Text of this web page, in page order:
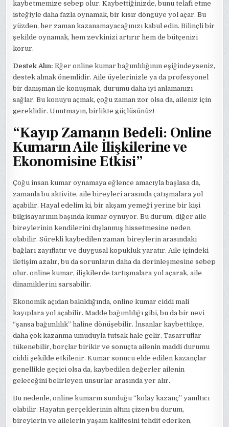
kaybetmemize sebep olur. Kaybettiğinizde, bunu telafi etme
isteğiyle daha fazla oynamak, bir kısır döngüye yol açar. Bu
yüzden, her zaman kazanamayacağınızı kabul edin. Bilinçli bir
şekilde oynamak, hem zevkinizi artırır hem de bütçenizi
korur.
Destek Alın: Eğer online kumar bağımlılığının eşiğindeyseniz,
destek almak önemlidir. Aile üyelerinizle ya da profesyonel
bir danışman ile konuşmak, durumu daha iyi anlamanızı
sağlar. Bu konuyu açmak, çoğu zaman zor olsa da, aileniz için
gereklidir. Unutmayın, birlikte güçlüsünüz!
“Kayıp Zamanın Bedeli: Online
Kumarın Aile İlişkilerine ve
Ekonomisine Etkisi”
Çoğu insan kumar oynamaya eğlence amacıyla başlasa da,
zamanla bu aktivite, aile bireyleri arasında çatışmalara yol
açabilir. Hayal edelim ki, bir akşam yemeği yerine bir kişi
bilgisayarının başında kumar oynuyor. Bu durum, diğer aile
bireylerinin kendilerini dışlanmış hissetmesine neden
olabilir. Sürekli kaybedilen zaman, bireylerin arasındaki
bağları zayıflatır ve duygusal kopukluk yaratır. Aile içindeki
iletişim azalır, bu da sorunların daha da derinleşmesine sebep
olur. online kumar, ilişkilerde tartışmalara yol açarak, aile
dinamiklerini sarsabilir.
Ekonomik açıdan bakıldığında, online kumar ciddi mali
kayıplara yol açabilir. Madde bağımlılığı gibi, bu da bir nevi
“şansa bağımlılık” haline dönüşebilir. İnsanlar kaybettikçe,
daha çok kazanma umuduyla tutsak hale gelir. Tasarruflar
tükenebilir, borçlar birikir ve sonuçta ailenin maddi durumu
ciddi şekilde etkilenir. Kumar sonucu elde edilen kazançlar
genellikle geçici olsa da, kaybedilen değerler ailenin
geleceğini belirleyen unsurlar arasında yer alır.
Bu nedenle, online kumarın sunduğu “kolay kazanç” yanıltıcı
olabilir. Hayatın gerçeklerinin altını çizen bu durum,
bireylerin ve ailelerin yaşam kalitesini tehdit ederken,